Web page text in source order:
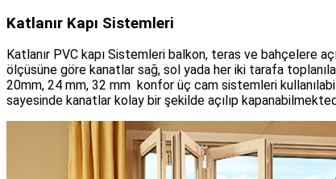
Katlanır Kapı Sistemleri
Katlanır PVC kapı Sistemleri balkon, teras ve bahçelere
ölçüsüne göre kanatlar sağ, sol yada her iki tarafa
20mm, 24 mm, 32 mm konfor üç cam sistemleri
sayesinde kanatlar kolay bir şekilde açılıp